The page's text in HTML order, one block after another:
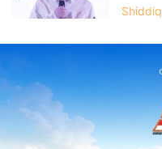
Shiddiq